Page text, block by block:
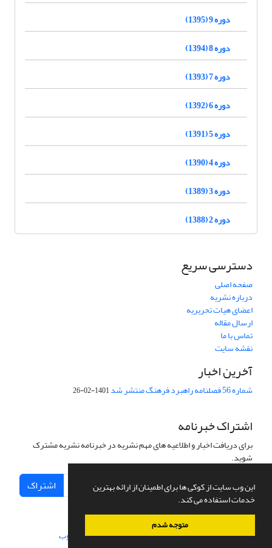
این وب سایت از کوکی ها برای اطمینان از ارائه بهترین
خدمات استفاده می کند.
متوجه شدم
دوره 9 (1395)
دوره 8 (1394)
دوره 7 (1393)
دوره 6 (1392)
دوره 5 (1391)
دوره 4 (1390)
دوره 3 (1389)
دوره 2 (1388)
دسترسی سریع
صفحه اصلی
درباره نشریه
اعضای هیات تحریریه
ارسال مقاله
تماس با ما
نقشه سایت
آخرین اخبار
شماره 56 فصلنامه راهبرد فرهنگ منتشر شد 1401-02-26
اشتراک خبرنامه
برای دریافت اخبار و اطلاعیه های مهم نشریه در خبرنامه نشریه مشترک
شوید.
اشتراک
سامانه مدیریت نشریات علمی.طراحی و پیاده سازی از سیناوب